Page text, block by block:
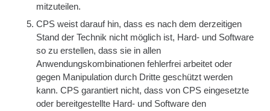
mitzuteilen.
CPS weist darauf hin, dass es nach dem derzeitigen
Stand der Technik nicht möglich ist, Hard- und Software
so zu erstellen, dass sie in allen
Anwendungskombinationen fehlerfrei arbeitet oder
gegen Manipulation durch Dritte geschützt werden
kann. CPS garantiert nicht, dass von CPS eingesetzte
oder bereitgestellte Hard- und Software den